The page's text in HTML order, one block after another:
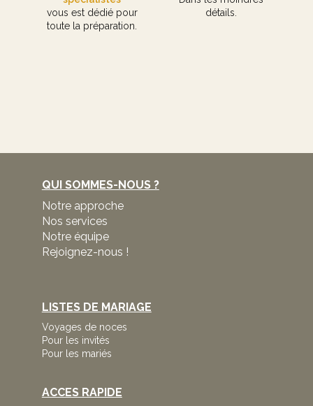
vous est dédié pour
toute la préparation.
détails.
QUI SOMMES-NOUS ?
Notre approche
Nos services
Notre équipe
Rejoignez-nous !
LISTES DE MARIAGE
Voyages de noces
Pour les invités
Pour les mariés
ACCES RAPIDE